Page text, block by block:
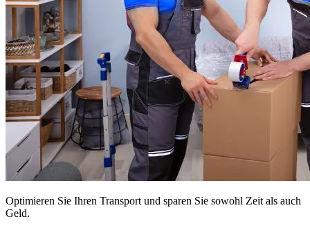
Optimieren Sie Ihren Transport und sparen Sie sowohl Zeit als auch
Geld.